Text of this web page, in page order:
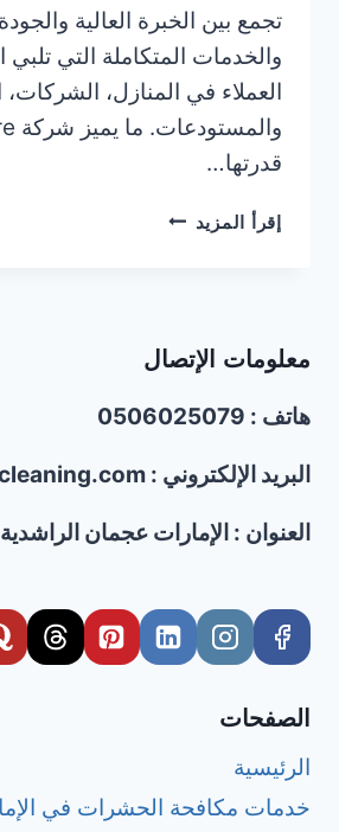
تجمع بين الخبرة العالية
والخدمات المتكاملة التي تلبي
العملاء في المنازل، الشركات،
قدرتها…
إقرأ المزيد شركة
عجمان/0506025079
معلومات الإتصال
هاتف : 0506025079
البريد الإلكتروني : admin@kpicleaning.com
العنوان : الإمارات عجمان الراشدية3
الصفحات
الرئيسية
خدمات مكافحة الحشرات في